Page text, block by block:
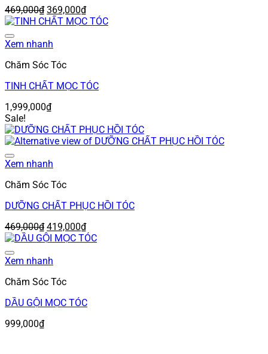
469,000₫ Giá
gốc
469,000₫.
369,000₫Giá
hiện
Xem nhanh
Chăm Sóc Tóc
TINH CHẤT MỌC TÓC
1,999,000₫
Sale!
Xem nhanh
Chăm Sóc Tóc
DƯỠNG CHẤT PHỤC HỒI TÓC
469,000₫ Giá
gốc
469,000₫.
419,000₫Giá
hiện
Xem nhanh
Chăm Sóc Tóc
DẦU GỘI MỌC TÓC
999,000₫